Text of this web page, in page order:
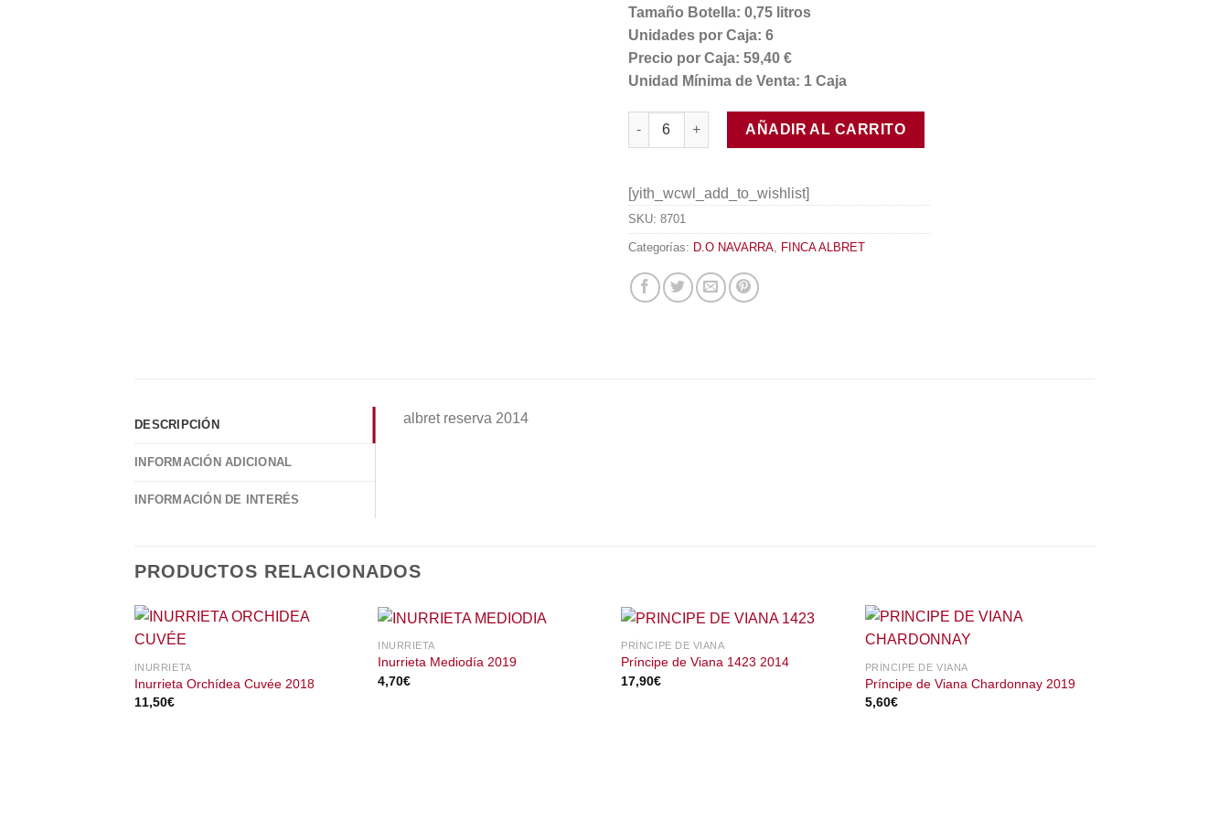
Tamaño Botella: 0,75 litros
Unidades por Caja: 6
Precio por Caja: 59,40 €
Unidad Mínima de Venta: 1 Caja
Albret Reserva 2014 cantidad
AÑADIR AL CARRITO
[yith_wcwl_add_to_wishlist]
SKU: 8701
Categorías: D.O NAVARRA FINCA ALBRET
DESCRIPCIÓN
INFORMACIÓN ADICIONAL
INFORMACIÓN DE INTERÉS
albret reserva 2014
PRODUCTOS RELACIONADOS
INURRIETA
Inurrieta Orchídea Cuvée 2018
11,50€
INURRIETA
Inurrieta Mediodía 2019
4,70€
PRÍNCIPE DE VIANA
Príncipe de Viana 1423 2014
17,90€
PRÍNCIPE DE VIANA
Príncipe de Viana Chardonnay 2019
5,60€